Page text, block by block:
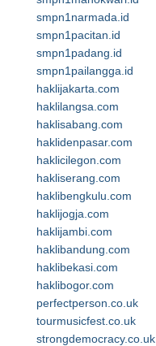
smpn1narmada.id
smpn1pacitan.id
smpn1padang.id
smpn1pailangga.id
haklijakarta.com
haklilangsa.com
haklisabang.com
haklidenpasar.com
haklicilegon.com
hakliserang.com
haklibengkulu.com
haklijogja.com
haklijambi.com
haklibandung.com
haklibekasi.com
haklibogor.com
perfectperson.co.uk
tourmusicfest.co.uk
strongdemocracy.co.uk